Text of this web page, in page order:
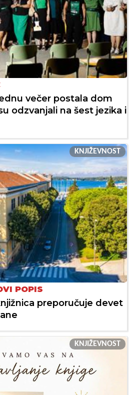
večer postala dom
odzvanjali na šest jezika i
KNJIŽEVNOST
POPIS
preporučuje devet
KNJIŽEVNOST